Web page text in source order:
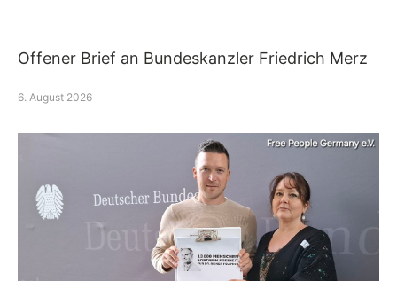
Offener Brief an Bundeskanzler Friedrich Merz
6. August 2026